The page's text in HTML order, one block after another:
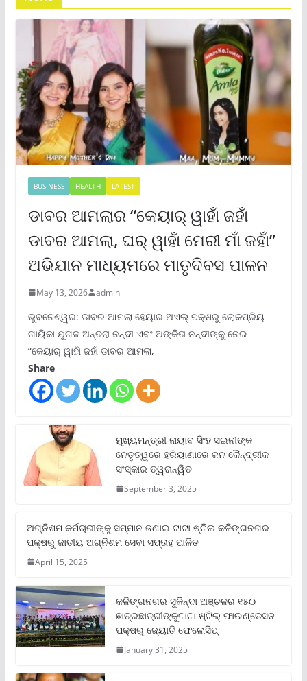
BUSINESS HEALTH LATEST
ଡାବର ଆମଲାର “କେୟାର୍ ୱାହାଁ ଜହାଁ
ଡାବର ଆମଲା, ଘର୍ ୱାହାଁ ମେରୀ ମାଁ ଜହାଁ”
ଅଭିଯାନ ମାଧ୍ୟମରେ ମାତୃଦିବସ ପାଳନ
May 13, 2026 admin
ଭୁବନେଶ୍ୱର: ଡାବର ଆମଲା ହେୟାର ଅଏଲ୍ ପକ୍ଷରୁ ଲୋକପ୍ରିୟ
ଗାୟିକା ଯୁଗଳ ଅନ୍ତରା ନନ୍ଦୀ ଏବଂ ଅଙ୍କିତା ନନ୍ଦୀଙ୍କୁ ନେଇ
“କେୟାର୍ ୱାହାଁ ଜହାଁ ଡାବର ଆମଲା,
Share
ମୁଖ୍ୟମନ୍ତ୍ରୀ ନାୟାବ ସିଂହ ସଇନୀଙ୍କ
ନେତୃତ୍ୱରେ ହରିୟାଣାରେ ଜନ କୈନ୍ଦ୍ରୀକ
ସଂସ୍କାର ତ୍ୱରାନ୍ୱିତ
September 3, 2025
ଅଗ୍ନିଶମ କର୍ମଚାରୀଙ୍କୁ ସମ୍ମାନ ଜଣାଇ ଟାଟା ଷ୍ଟିଲ କଳିଙ୍ଗନଗର
ପକ୍ଷରୁ ଜାତୀୟ ଅଗ୍ନିଶମ ସେବା ସପ୍ତାହ ପାଳିତ
April 15, 2025
କଳିଙ୍ଗନଗର ସୁକିନ୍ଦା ଅଞ୍ଚଳର ୧୫୦
ଛାତ୍ରଛାତ୍ରୀଙ୍କୁଟାଟା ଷ୍ଟିଲ୍ ଫାଉଣ୍ଡେସନ
ପକ୍ଷରୁ ଜ୍ୟୋତି ଫେଲୋସିପ୍‌
January 31, 2025